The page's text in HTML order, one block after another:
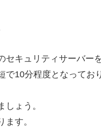
セキュリティサーバー
10分程度となってお
ょう。
す。